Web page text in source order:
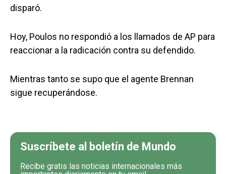
disparó.
Hoy, Poulos no respondió a los llamados de AP para
reaccionar a la radicación contra su defendido.
Mientras tanto se supo que el agente Brennan
sigue recuperándose.
Suscríbete al boletín de Mundo
Recibe gratis las noticias internacionales más